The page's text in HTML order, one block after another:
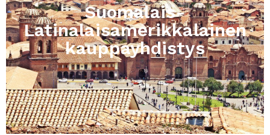
Suomalais-
Latinalaisamerikkalainen
kauppayhdistys